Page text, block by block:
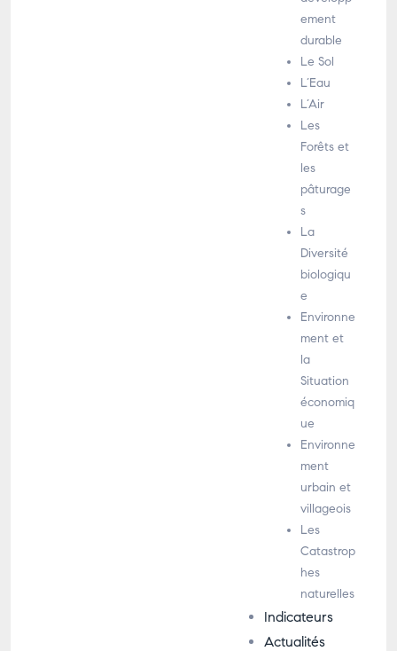
ement
durable
Le Sol
L’Eau
L’Air
Les
Forêts et
les
pâturage
s
La
Diversité
biologiqu
e
Environne
ment et
la
Situation
économiq
ue
Environne
ment
urbain et
villageois
Les
Catastrop
hes
naturelles
Indicateurs
Actualités